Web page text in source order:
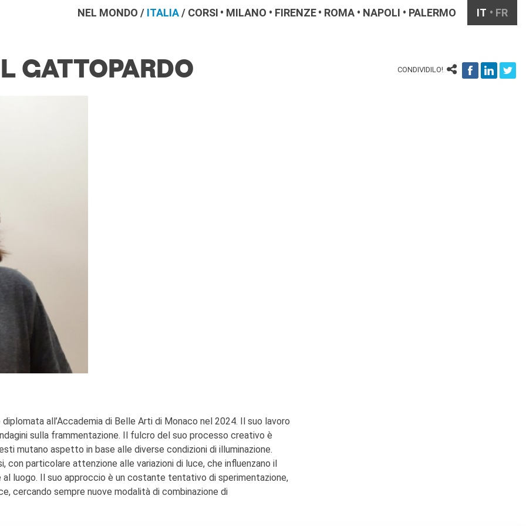
NEL MONDO / ITALIA/ CORSI MILANO FIRENZE ROMA NAPOLI PALERMO IT FR
GATTOPARDO CONDIVIDILO!
all’Accademia di Belle Arti di Monaco nel 2024. Il suo lavoro
sulla frammentazione. Il fulcro del suo processo creativo è
mutano aspetto in base alle diverse condizioni di illuminazione.
con particolare attenzione alle variazioni di luce, che influenzano il
luogo. Il suo approccio è un costante tentativo di sperimentazione,
cercando sempre nuove modalità di combinazione di